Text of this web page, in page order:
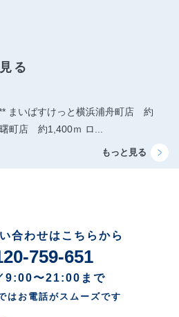
る
まいばすけっと横浜浦舟町店 約
町店 約1,400ｍ ロ...
合わせはこちらから
759-651
9:00〜21:00まで
はお電話がスムーズです